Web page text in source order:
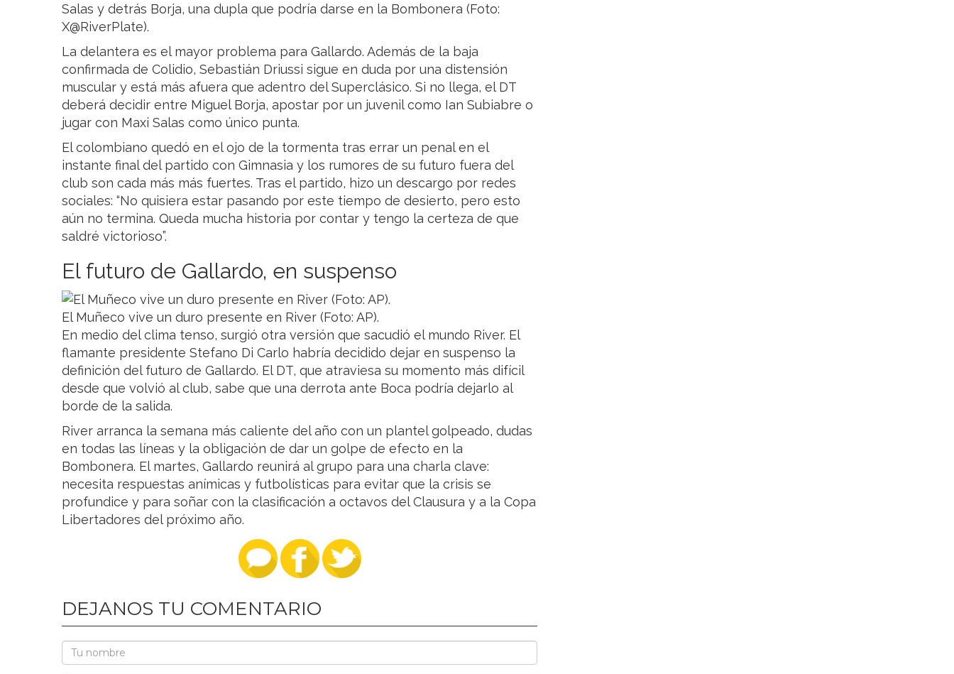
Salas y detrás Borja, una dupla que podría darse en la Bombonera (Foto:
X@RiverPlate).
La delantera es el mayor problema para Gallardo. Además de la baja
confirmada de Colidio, Sebastián Driussi sigue en duda por una distensión
muscular y está más afuera que adentro del Superclásico. Si no llega, el DT
deberá decidir entre Miguel Borja, apostar por un juvenil como Ian Subiabre o
jugar con Maxi Salas como único punta.
El colombiano quedó en el ojo de la tormenta tras errar un penal en el
instante final del partido con Gimnasia y los rumores de su futuro fuera del
club son cada más más fuertes. Tras el partido, hizo un descargo por redes
sociales: “No quisiera estar pasando por este tiempo de desierto, pero esto
aún no termina. Queda mucha historia por contar y tengo la certeza de que
saldré victorioso”.
El futuro de Gallardo, en suspenso
El Muñeco vive un duro presente en River (Foto: AP).
En medio del clima tenso, surgió otra versión que sacudió el mundo River. El
flamante presidente Stefano Di Carlo habría decidido dejar en suspenso la
definición del futuro de Gallardo. El DT, que atraviesa su momento más difícil
desde que volvió al club, sabe que una derrota ante Boca podría dejarlo al
borde de la salida.
River arranca la semana más caliente del año con un plantel golpeado, dudas
en todas las líneas y la obligación de dar un golpe de efecto en la
Bombonera. El martes, Gallardo reunirá al grupo para una charla clave:
necesita respuestas anímicas y futbolísticas para evitar que la crisis se
profundice y para soñar con la clasificación a octavos del Clausura y a la Copa
Libertadores del próximo año.
DEJANOS TU COMENTARIO